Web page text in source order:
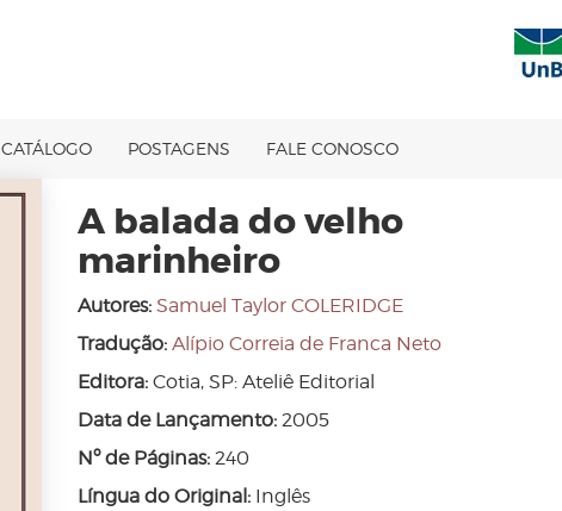
CATÁLOGO POSTAGENS FALE CONOSCO
A balada do velho
marinheiro
Autores: Samuel Taylor COLERIDGE
Tradução: Alípio Correia de Franca Neto
Editora:Cotia, SP: Ateliê Editorial
Data de Lançamento:2005
Nº de Páginas:240
Língua do Original:Inglês